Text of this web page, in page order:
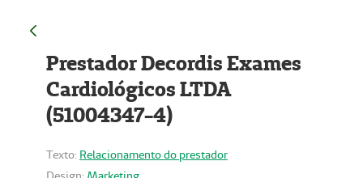
Prestador Decordis Exames
Cardiológicos LTDA
(51004347-4)
Texto: Relacionamento do prestador